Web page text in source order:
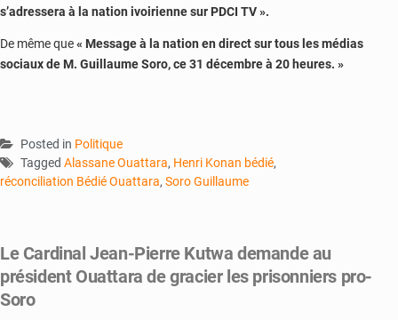
s’adressera à la nation ivoirienne sur PDCI TV ».
De même que« Message à la nation en direct sur tous les médias
sociaux de M. Guillaume Soro, ce 31 décembre à 20 heures. »
Posted in Politique
Tagged Alassane Ouattara, Henri Konan bédié,
réconciliation Bédié Ouattara, Soro Guillaume
Le Cardinal Jean-Pierre Kutwa demande au
président Ouattara de gracier les prisonniers pro-
Soro